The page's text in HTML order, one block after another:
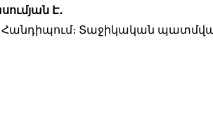
Է․
Հանդիպում։ Տաջիկական